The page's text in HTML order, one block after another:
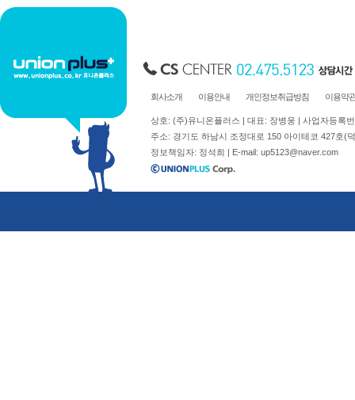
회사소개 이용안내 개인정보취급방침 이용약
상호: (주)유니온플러스 | 대표: 장병웅 | 사업자등록
주소: 경기도 하남시 조정대로 150 아이테코 427호(
정보책임자: 정석희 | E-mail: up5123@naver.com